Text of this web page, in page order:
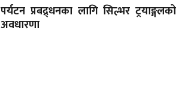
पर्यटन प्रबद्र्धनका लागि सिल्भर ट्रयाङ्गलको
अवधारणा